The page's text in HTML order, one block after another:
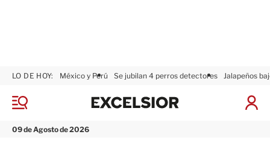
M
n
09 de Agosto de 2026
LO DE HOY: México y Perú Se jubilan 4 perros detectores Jalapeños
I
x